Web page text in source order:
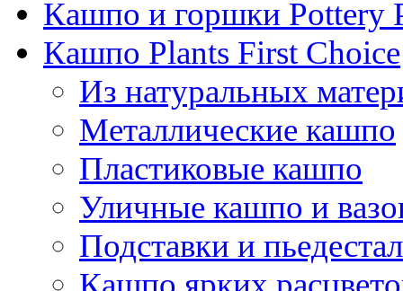
Кашпо и горшки Pottery
Кашпо Plants First Choice
Из натуральных
Металлические кашпо
Пластиковые кашпо
Уличные кашпо и
Подставки и